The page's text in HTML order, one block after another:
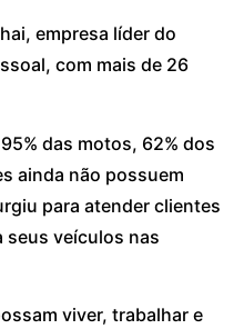
empresa líder do
com mais de 26
das motos, 62% dos
ainda não possuem
para atender clientes
seus veículos nas
viver, trabalhar e